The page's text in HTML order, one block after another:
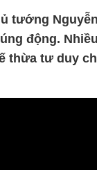
tướng
động.
thừa tư duy